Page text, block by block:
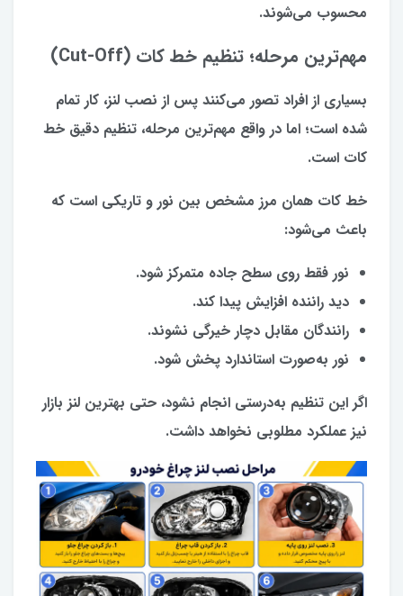
محسوب می‌شوند.
مهم‌ترین مرحله؛ تنظیم خط کات (Cut-Off)
بسیاری از افراد تصور می‌کنند پس از نصب لنز، کار تمام
شده است؛ اما در واقع مهم‌ترین مرحله، تنظیم دقیق خط
کات است.
خط کات همان مرز مشخص بین نور و تاریکی است که
باعث می‌شود:
نور فقط روی سطح جاده متمرکز شود.
دید راننده افزایش پیدا کند.
رانندگان مقابل دچار خیرگی نشوند.
نور به‌صورت استاندارد پخش شود.
اگر این تنظیم به‌درستی انجام نشود، حتی بهترین لنز بازار
نیز عملکرد مطلوبی نخواهد داشت.